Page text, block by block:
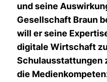
und seine
Gesellschaft Braun
will er seine
digitale Wirtschaft
Schulausstattungen
die